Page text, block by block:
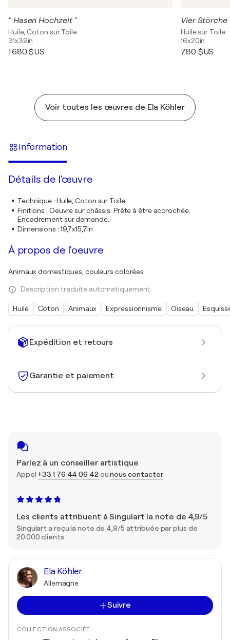
Expédition et retours
Garantie et paiement
Parlez à un conseiller artistique
Appel +33 1 76 44 06 42 ounous contacter
Les clients attribuent à Singulart la note de 4,9/5
Singulart a reçu la note de 4,9/5 attribuée par plus de
20 000 clients.
Ela Köhler
Allemagne
Suivre
COLLECTION ASSOCIÉE
" Hasen Hochzeit "
Huile, Coton sur Toile
31x39in
1 680 $US
Vier Störche
Huile sur Toile
16x20in
780 $US
Voir toutes les œuvres de Ela Köhler
Information
Détails de l'œuvre
Technique: Huile, Coton sur Toile
Finitions : Oeuvre sur châssis. Prête à être accrochée.
Encadrement sur demande.
Dimensions : 19,7x15,7in
À propos de l'oeuvre
Animaux domestiques, couleurs colorées
Description traduite automatiquement.
Huile Coton Animaux Expressionnisme Oiseau